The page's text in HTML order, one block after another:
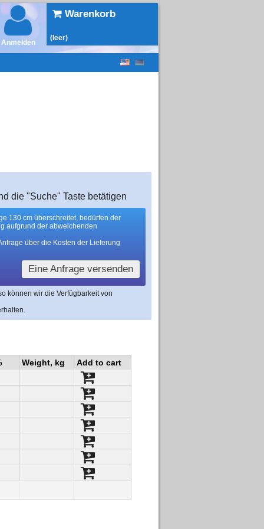
Warenkorb
(leer)
Anmelden
die "Suche" Taste betätigen
130 cm überschreitet, bedürfen der
aufgrund der abweichenden
über die Kosten der Lieferung
Eine Anfrage versenden
können wir die Verfügbarkeit von
Weight, kg Add to cart